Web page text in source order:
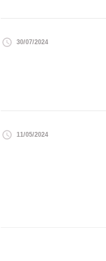
30/07/2024
11/05/2024